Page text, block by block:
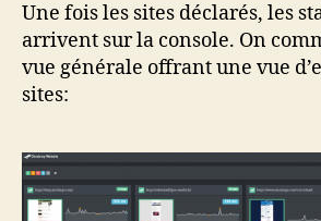
Une fois les sites déclarés, les
arrivent sur la console. On
vue générale offrant une vue
sites: